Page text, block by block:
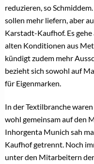
reduzieren, so
sollen mehr liefern, aber
Karstadt-Kaufhof. Es
alten Konditionen aus
kündigt zudem mehr
bezieht sich sowohl auf
für Eigenmarken.
In der Textilbranche
wohl gemeinsam auf den
Inhorgenta Munich sah
Kaufhof getrennt. Noch
unter den Mitarbeitern